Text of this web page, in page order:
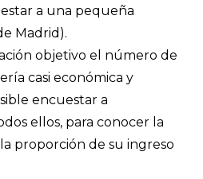
a una pequeña
Madrid).
objetivo el número de
casi económica y
encuestar a
ellos, para conocer la
proporción de su ingreso